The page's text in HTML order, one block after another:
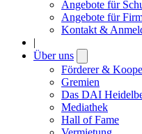
Angebote für
Angebote für
Kontakt &
|
Über uns
submenu
Förderer &
Gremien
Das DAI
Mediathek
Hall of Fame